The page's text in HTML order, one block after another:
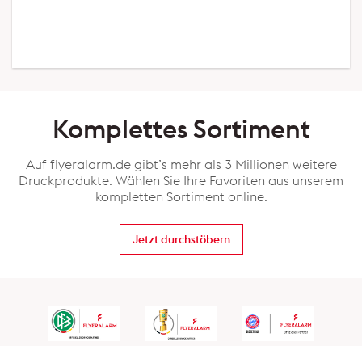
Komplettes Sortiment
Auf flyeralarm.de gibt’s mehr als 3 Millionen weitere
Druckprodukte. Wählen Sie Ihre Favoriten aus unserem
kompletten Sortiment online.
Jetzt durchstöbern